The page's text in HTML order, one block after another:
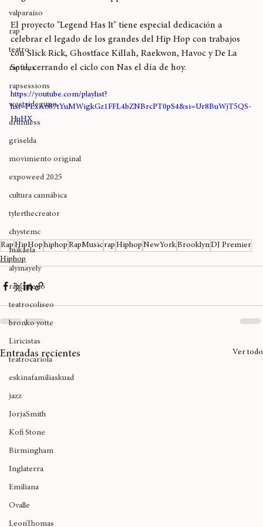
excarcel
valparaíso
rap
teatro
rapfem
rapsessions
westsidegunn
drumless
griselda
movimiento original
expoweed 2025
cultura cannábica
tylerthecreator
chystemc
mikaela
alymayely
rapchileno
teatrocoliseo
bronko yotte
Liricistas
teatrocariola
eskinafamiliaskuad
jazz
JorjaSmith
Kofi Stone
Birmingham
Inglaterra
Emiliana
Este disco forma parte de la serie de lanzamientos llamada
'Legend Has It' de Mass Appeal.
El proyecto "Legend Has It" tiene especial dedicación a
celebrar el legado de los grandes del Hip Hop con trabajos
con Slick Rick, Ghostface Killah, Raekwon, Havoc y De La
Soul, cerrando el ciclo con Nas el día de hoy.
https://youtube.com/playlist?
list=PLxA687tYuMWigkGz1FFL4bZNBrcPT0pS4&si=Ur8BuWjT5QS-
HuHX
RapHipHophiphopRapMusicrapHiphopNewYorkBrooklynDJ Premier
Entradas recientes